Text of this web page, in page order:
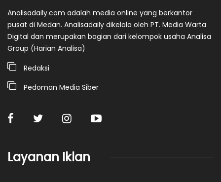
Analisadaily.com adalah media online yang berkantor
pusat di Medan. Analisadaily dikelola oleh PT. Media Warta
Digital dan merupakan bagian dari kelompok usaha Analisa
Group (Harian Analisa)
Redaksi
Pedoman Media Siber
Layanan Iklan